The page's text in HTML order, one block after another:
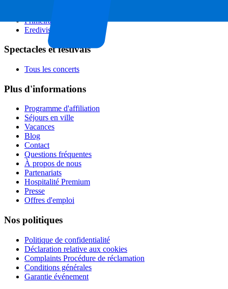
Primeira Liga
Eredivisie
Spectacles et festivals
Tous les concerts
Plus d'informations
Programme d'affiliation
Séjours en ville
Vacances
Blog
Contact
Questions fréquentes
À propos de nous
Partenariats
Hospitalité Premium
Presse
Offres d'emploi
Nos politiques
Politique de confidentialité
Déclaration relative aux cookies
Complaints Procédure de réclamation
Conditions générales
Garantie événement